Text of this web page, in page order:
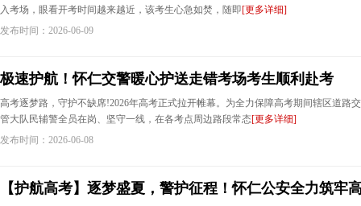
入考场，眼看开考时间越来越近，该考生心急如焚，随即[更多详细]
发布时间：2026-06-09
极速护航！怀仁交警暖心护送走错考场考生顺利赴考
高考逐梦路，守护不缺席!2026年高考正式拉开帷幕。为全力保障高考期间辖区道路
管大队民辅警全员在岗、坚守一线，在各考点周边路段常态[更多详细]
发布时间：2026-06-08
【护航高考】逐梦盛夏，警护征程！怀仁公安全力筑牢